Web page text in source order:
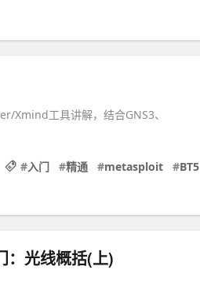
工具讲解，结合GNS3、
#入门 #精通 #metasploit #BT5
：光线概括(上)